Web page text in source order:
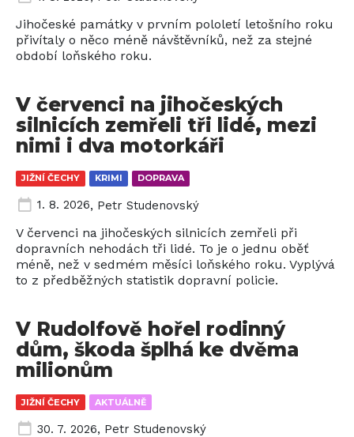
Jihočeské památky v prvním pololetí letošního roku
přivítaly o něco méně návštěvníků, než za stejné
období loňského roku.
JIŽNÍ ČECHY KRIMI DOPRAVA
V červenci na jihočeských
silnicích zemřeli tři lidé, mezi
nimi i dva motorkáři
1. 8. 2026, Petr Studenovský
V červenci na jihočeských silnicích zemřeli při
dopravních nehodách tři lidé. To je o jednu oběť
méně, než v sedmém měsíci loňského roku. Vyplývá
to z předběžných statistik dopravní policie.
JIŽNÍ ČECHY AKTUÁLNĚ
V Rudolfově hořel rodinný
dům, škoda šplhá ke dvěma
milionům
30. 7. 2026, Petr Studenovský